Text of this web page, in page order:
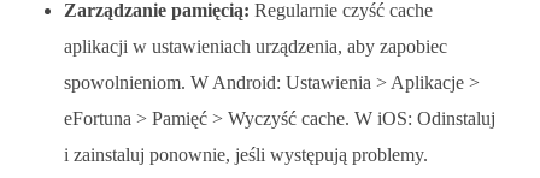
Zarządzanie pamięcią: Regularnie czyść cache
aplikacji w ustawieniach urządzenia, aby zapobiec
spowolnieniom. W Android: Ustawienia > Aplikacje >
eFortuna > Pamięć > Wyczyść cache. W iOS: Odinstaluj
i zainstaluj ponownie, jeśli występują problemy.